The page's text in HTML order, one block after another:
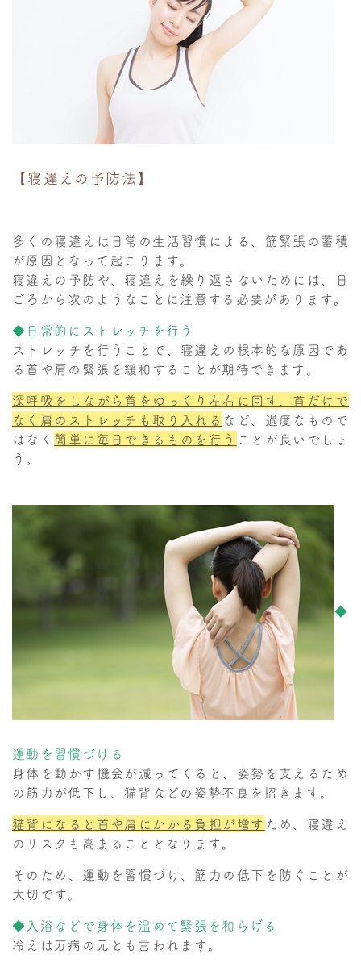
【寝違えの予防法】
多くの寝違えは日常の生活習慣による、筋緊張の蓄積
が原因となって起こります。
寝違えの予防や、寝違えを繰り返さないためには、日
ごろから次のようなことに注意する必要があります。
◆日常的にストレッチを行う
ストレッチを行うことで、寝違えの根本的な原因であ
る首や肩の緊張を緩和することが期待できます。
深呼吸をしながら首をゆっくり左右に回す、首だけで
なく肩のストレッチも取り入れる など、過度なもので
はなく 簡単に毎日できるものを行う ことが良いでしょ
う。
◆
運動を習慣づける
身体を動かす機会が減ってくると、姿勢を支えるため
の筋力が低下し、猫背などの姿勢不良を招きます。
猫背になると首や肩にかかる負担が増す ため、寝違え
のリスクも高まることとなります。
そのため、運動を習慣づけ、筋力の低下を防ぐことが
大切です。
◆入浴などで身体を温めて緊張を和らげる
冷えは万病の元とも言われます。